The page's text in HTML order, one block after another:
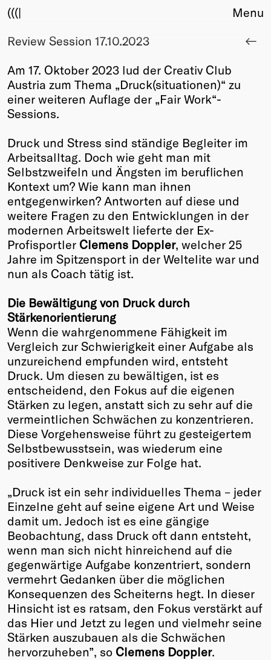
(((|
About
Award
Sponsors
Fair Work
TBD
Events
Upcoming
Past
Membership
Info
Members
Young Creatives
Friends of Creativity
2026
Past
Annual
Menu
Review Session 17.10.2023
Am 17. Oktober 2023 lud der Creativ Club
Austria zum Thema „Druck(situationen)“ zu
einer weiteren Auflage der „Fair Work“-
Sessions.
Druck und Stress sind ständige Begleiter im
Arbeitsalltag. Doch wie geht man mit
Selbstzweifeln und Ängsten im beruflichen
Kontext um? Wie kann man ihnen
entgegenwirken? Antworten auf diese und
weitere Fragen zu den Entwicklungen in der
modernen Arbeitswelt lieferte der Ex-
Profisportler Clemens Doppler, welcher 25
Jahre im Spitzensport in der Weltelite war und
nun als Coach tätig ist.
Die Bewältigung von Druck durch
Stärkenorientierung
Wenn die wahrgenommene Fähigkeit im
Vergleich zur Schwierigkeit einer Aufgabe als
unzureichend empfunden wird, entsteht
Druck. Um diesen zu bewältigen, ist es
entscheidend, den Fokus auf die eigenen
Stärken zu legen, anstatt sich zu sehr auf die
vermeintlichen Schwächen zu konzentrieren.
Diese Vorgehensweise führt zu gesteigertem
Selbstbewusstsein, was wiederum eine
positivere Denkweise zur Folge hat.
„Druck ist ein sehr individuelles Thema – jeder
Einzelne geht auf seine eigene Art und Weise
damit um. Jedoch ist es eine gängige
Beobachtung, dass Druck oft dann entsteht,
wenn man sich nicht hinreichend auf die
gegenwärtige Aufgabe konzentriert, sondern
vermehrt Gedanken über die möglichen
Konsequenzen des Scheiterns hegt. In dieser
Hinsicht ist es ratsam, den Fokus verstärkt auf
das Hier und Jetzt zu legen und vielmehr seine
Stärken auszubauen als die Schwächen
hervorzuheben”, so Clemens Doppler.